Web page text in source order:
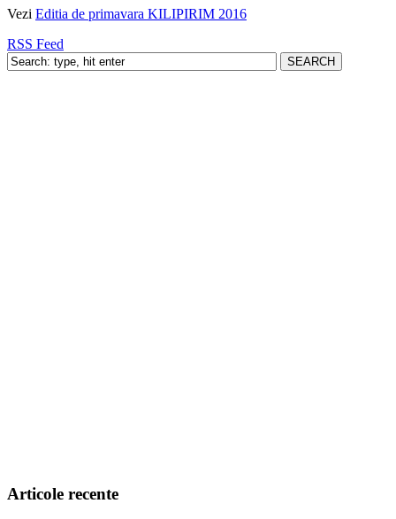
Vezi Editia de primavara KILIPIRIM 2016
RSS Feed
Articole recente